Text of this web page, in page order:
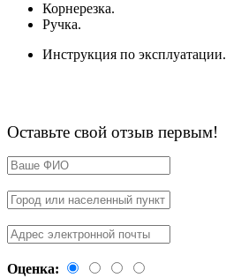
Корнерезка.
Ручка.
Инструкция по эксплуатации.
Оставьте свой отзыв первым!
Оценка: